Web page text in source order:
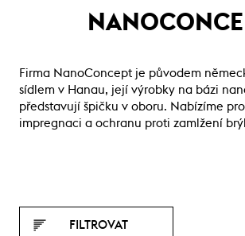
Firma NanoConcept je původem
sídlem v Hanau, její výrobky na bázi
představují špičku v oboru. Nabízíme
impregnaci a ochranu proti zamlžení
FILTROVAT